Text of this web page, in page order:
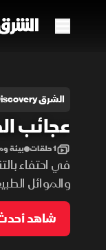
الشرق Discovery
عجائب
1 حلقات بيئة
في احتفاء
والموائل
الصحارى
على تنوع
قرب على الطرق
شاهد